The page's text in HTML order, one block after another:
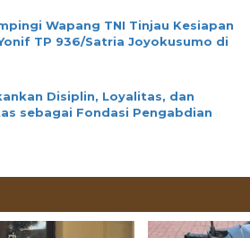
Wapang TNI Tinjau Kesiapan
TP 936/Satria Joyokusumo di
Disiplin, Loyalitas, dan
sebagai Fondasi Pengabdian